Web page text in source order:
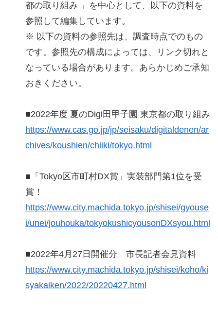
都の取り組み 」を中心として、以下の資料を
参照して編集しています。
※ 以下の資料の参照先は、調査時点でのもの
です。参照先の構成によっては、リンク切れと
なっている場合があります。あらかじめご承知
おきください。
■2022年度 夏のDigi田甲子園 東京都の取り組み
https://www.cas.go.jp/jp/seisaku/digitaldenen/ar
chives/koushien/chiiki/tokyo.html
■「Tokyo区市町村DX賞」実装部門第1位を受
賞！
https://www.city.machida.tokyo.jp/shisei/gyouse
i/unei/jouhouka/tokyokushicyousonDXsyou.html
■2022年4月27日開催分 市長記者会見資料
https://www.city.machida.tokyo.jp/shisei/koho/ki
syakaiken/2022/20220427.html